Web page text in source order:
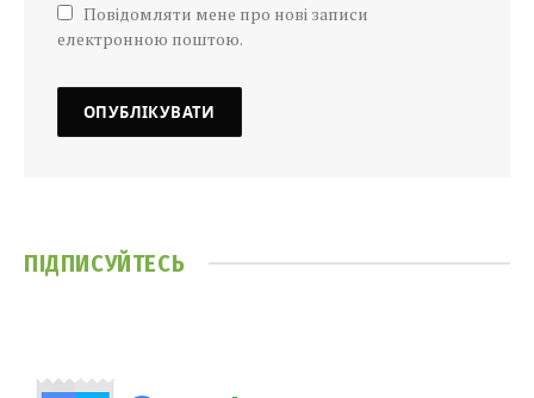
Повідомляти мене про нові записи
електронною поштою.
ПІДПИСУЙТЕСЬ